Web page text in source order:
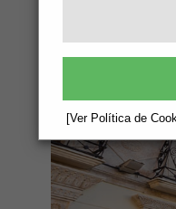
[Ver Política de